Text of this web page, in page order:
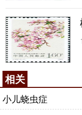
相关
小儿蛲虫症